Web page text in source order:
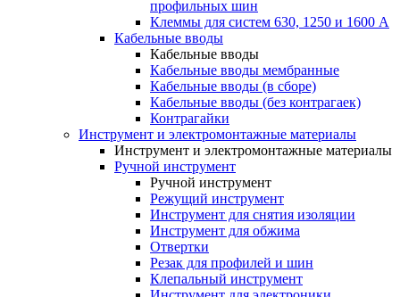
профильных шин
Клеммы для систем 630, 1250 и 1600 А
Кабельные вводы
Кабельные вводы
Кабельные вводы мембранные
Кабельные вводы (в сборе)
Кабельные вводы (без контрагаек)
Контрагайки
Инструмент и электромонтажные материалы
Инструмент и электромонтажные материалы
Ручной инструмент
Ручной инструмент
Режущий инструмент
Инструмент для снятия изоляции
Инструмент для обжима
Отвертки
Резак для профилей и шин
Клепальный инструмент